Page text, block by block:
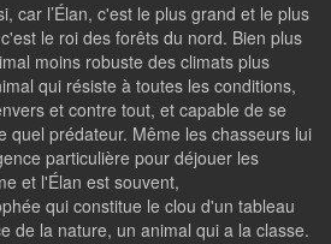
car l’Élan, c'est le plus grand et le plus
le roi des forêts du nord. Bien plus
moins robuste des climats plus
qui résiste à toutes les conditions,
et contre tout, et capable de se
quel prédateur. Même les chasseurs lui
particulière pour déjouer les
et l'Élan est souvent,
qui constitue le clou d'un tableau
de la nature, un animal qui a la classe.